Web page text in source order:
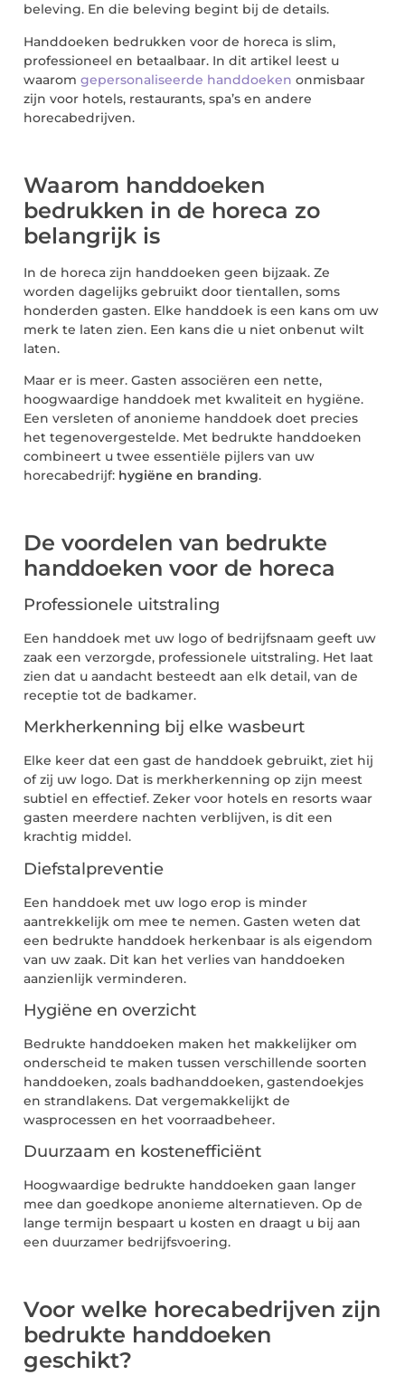
beleving. En die beleving begint bij de details.
Handdoeken bedrukken voor de horeca is slim,
professioneel en betaalbaar. In dit artikel leest u
waarom gepersonaliseerde handdoeken onmisbaar
zijn voor hotels, restaurants, spa’s en andere
horecabedrijven.
Waarom handdoeken
bedrukken in de horeca zo
belangrijk is
In de horeca zijn handdoeken geen bijzaak. Ze
worden dagelijks gebruikt door tientallen, soms
honderden gasten. Elke handdoek is een kans om uw
merk te laten zien. Een kans die u niet onbenut wilt
laten.
Maar er is meer. Gasten associëren een nette,
hoogwaardige handdoek met kwaliteit en hygiëne.
Een versleten of anonieme handdoek doet precies
het tegenovergestelde. Met bedrukte handdoeken
combineert u twee essentiële pijlers van uw
horecabedrijf: hygiëne en branding.
De voordelen van bedrukte
handdoeken voor de horeca
Professionele uitstraling
Een handdoek met uw logo of bedrijfsnaam geeft uw
zaak een verzorgde, professionele uitstraling. Het laat
zien dat u aandacht besteedt aan elk detail, van de
receptie tot de badkamer.
Merkherkenning bij elke wasbeurt
Elke keer dat een gast de handdoek gebruikt, ziet hij
of zij uw logo. Dat is merkherkenning op zijn meest
subtiel en effectief. Zeker voor hotels en resorts waar
gasten meerdere nachten verblijven, is dit een
krachtig middel.
Diefstalpreventie
Een handdoek met uw logo erop is minder
aantrekkelijk om mee te nemen. Gasten weten dat
een bedrukte handdoek herkenbaar is als eigendom
van uw zaak. Dit kan het verlies van handdoeken
aanzienlijk verminderen.
Hygiëne en overzicht
Bedrukte handdoeken maken het makkelijker om
onderscheid te maken tussen verschillende soorten
handdoeken, zoals badhanddoeken, gastendoekjes
en strandlakens. Dat vergemakkelijkt de
wasprocessen en het voorraadbeheer.
Duurzaam en kostenefficiënt
Hoogwaardige bedrukte handdoeken gaan langer
mee dan goedkope anonieme alternatieven. Op de
lange termijn bespaart u kosten en draagt u bij aan
een duurzamer bedrijfsvoering.
Voor welke horecabedrijven zijn
bedrukte handdoeken
geschikt?